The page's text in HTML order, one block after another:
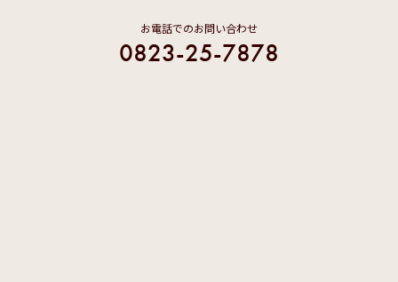
お電話でのお問い合わせ
0823-25-7878